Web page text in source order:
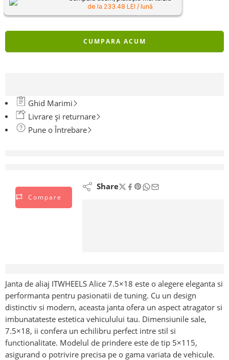
de la 233.48 LEI / lună
CUMPARA ACUM
Ghid Marimi
Livrare și returnare
Pune o Întrebare
Compare
Share
Janta de aliaj ITWHEELS Alice 7.5×18 este o alegere eleganta si
performanta pentru pasionatii de tuning. Cu un design
distinctiv si modern, aceasta janta ofera un aspect atragator si
imbunatateste estetica vehiculului tau. Dimensiunile sale,
7.5×18, ii confera un echilibru perfect intre stil si
functionalitate. Modelul de prindere este de tip 5×115,
asigurand o potrivire precisa pe o gama variata de vehicule.